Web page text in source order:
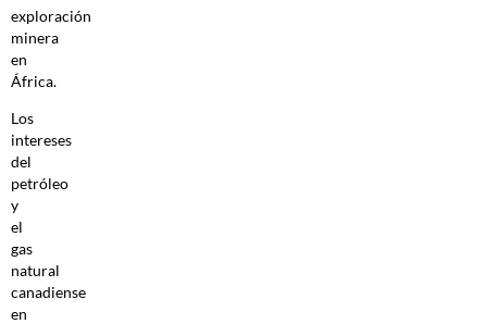
exploración
minera
en
África.
Los
intereses
del
petróleo
y
el
gas
natural
canadiense
en